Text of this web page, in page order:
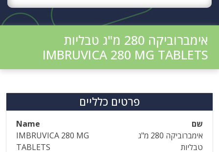
אימברוביקה 280 מ"ג טבליות
IMBRUVICA 280 MG TABLETS
פרטים כלליים
שם
Name
אימברוביקה 280 מ"ג
טבליות
IMBRUVICA 280 MG
TABLETS